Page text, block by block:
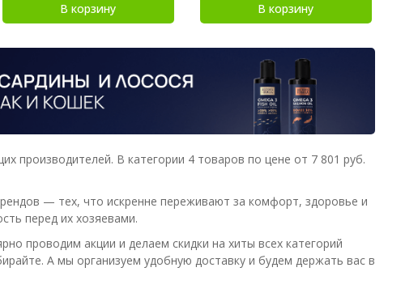
В корзину В корзину
производителей. В категории 4 товаров по цене от 7 801 руб.
— тех, что искренне переживают за комфорт, здоровье и
перед их хозяевами.
проводим акции и делаем скидки на хиты всех категорий
А мы организуем удобную доставку и будем держать вас в